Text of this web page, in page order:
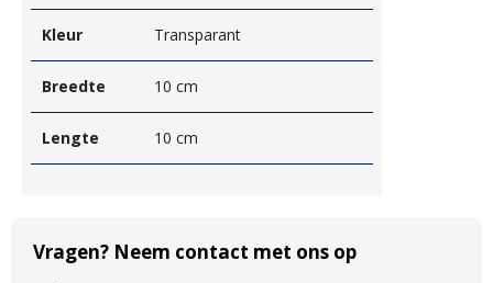
Kleur Transparant
Breedte 10 cm
Lengte 10 cm
Vragen? Neem contact met ons op